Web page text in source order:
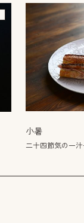
小暑
二十四節気の一